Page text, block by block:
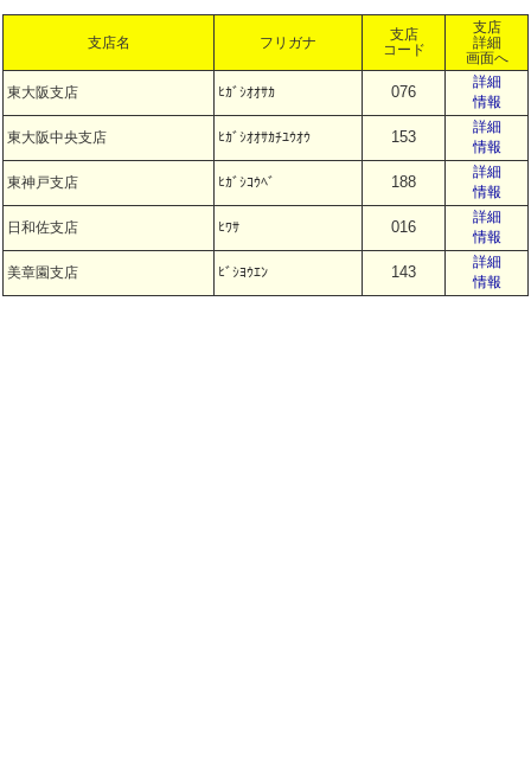
支店名 フリガナ
支店
コード
支店
詳細
画面へ
東大阪支店 ﾋｶﾞｼｵｵｻｶ 076
詳細
情報
東大阪中央支店 ﾋｶﾞｼｵｵｻｶﾁﾕｳｵｳ 153
詳細
情報
東神戸支店 ﾋｶﾞｼｺｳﾍﾞ 188
詳細
情報
日和佐支店 ﾋﾜｻ 016
詳細
情報
美章園支店 ﾋﾞｼﾖｳｴﾝ 143
詳細
情報